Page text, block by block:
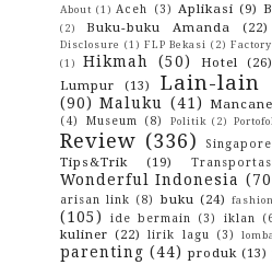
Ketika Ilmu Tak Lagi
Manfaat pijat bayi dari
Ketika Pikiran-Pikiran
Etika Menjapri Via
Harper Yang Bikin Baper
Xiaomi dan Tentang
►October(10)
► September (17)
►August(14)
►July(18)
►June (22)
►May (20)
►April(10)
►March (1)
About (1) Aceh (3) Aplikasi (9)
(2)
Buku-buku Amanda (22)
Disclosure (1) FLP Bekasi (2)
(1)
Hikmah (50) Hotel (26)
Lumpur
(13) Lain-lain
(90) Maluku (41)
(4)
Museum (8) Politik (2)
Review (336) Singapore
Tips&Trik (19)
Wonderful Indonesia
arisan link (8) buku (24) fashion
(105)
ide bermain (3) iklan
kuliner (22) lirik lagu (3)
parenting (44) produk (13)